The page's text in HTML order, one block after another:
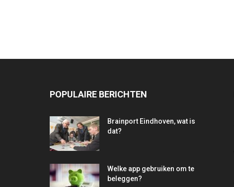
POPULAIRE BERICHTEN
Brainport Eindhoven, wat is
dat?
Welke app gebruiken om te
beleggen?